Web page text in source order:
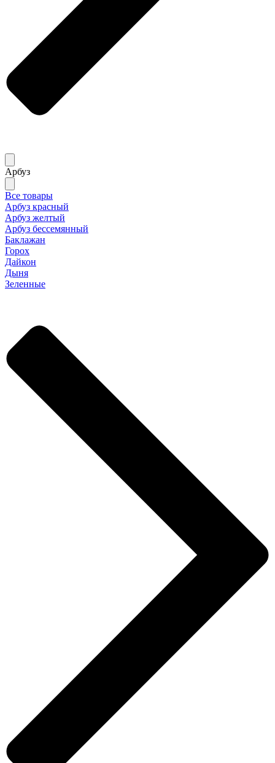
Арбуз
Все товары
Арбуз красный
Арбуз желтый
Арбуз бессемянный
Баклажан
Горох
Дайкон
Дыня
Зеленные